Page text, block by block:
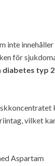
inte
för
diabetes typ 2
vilket
Aspartam